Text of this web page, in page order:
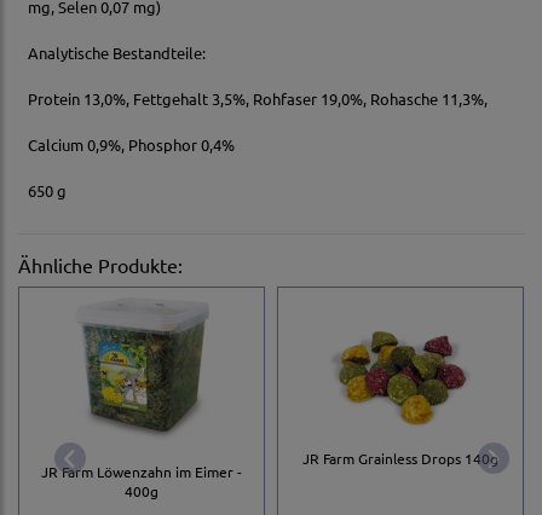
mg, Selen 0,07 mg)
Analytische Bestandteile:
Protein 13,0%, Fettgehalt 3,5%, Rohfaser 19,0%, Rohasche 11,3%,
Calcium 0,9%, Phosphor 0,4%
650 g
Ähnliche Produkte:
JR Farm Löwenzahn im Eimer -
400g
JR Farm Grainless Drops 140g